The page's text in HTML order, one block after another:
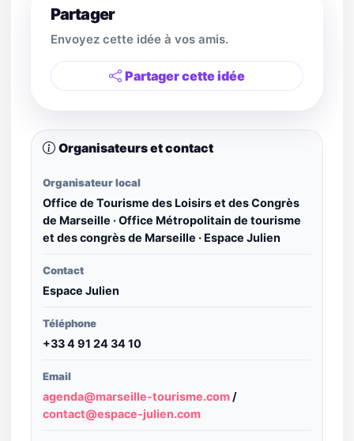
Partager
Envoyez cette idée à vos amis.
Partager cette idée
Organisateurs et contact
Organisateur local
Office de Tourisme des Loisirs et des Congrès
de Marseille · Office Métropolitain de tourisme
et des congrès de Marseille · Espace Julien
Contact
Espace Julien
Téléphone
+33 4 91 24 34 10
Email
agenda@marseille-tourisme.com /
contact@espace-julien.com